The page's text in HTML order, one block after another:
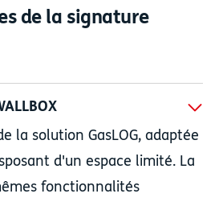
de la signature
la solution GasLOG, adaptée
d'un espace limité. La
fonctionnalités